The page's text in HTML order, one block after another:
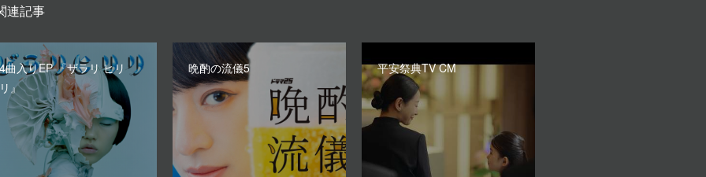
連記事
4曲入りEP 『ザラリ ヒリ
リ』
晩酌の流儀5 平安祭典TV CM